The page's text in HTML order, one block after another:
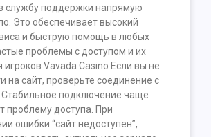
службу поддержки напрямую
Это обеспечивает высокий
и быструю помощь в любых
проблемы с доступом и их
Vavada Casino Если вы не
на сайт, проверьте соединение с
Стабильное подключение чаще
проблему доступа. При
ошибки “сайт недоступен”,